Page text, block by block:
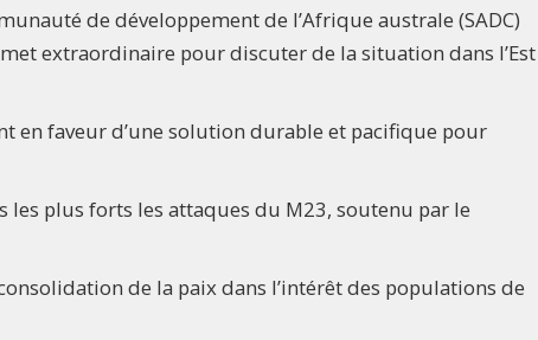
de développement de l’Afrique australe (SADC)
extraordinaire pour discuter de la situation dans l’Est
en faveur d’une solution durable et pacifique pour
les plus forts les attaques du M23, soutenu par le
de la paix dans l’intérêt des populations de